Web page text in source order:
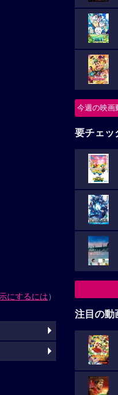
にするには）
今週の映画
要チェッ
注目の動